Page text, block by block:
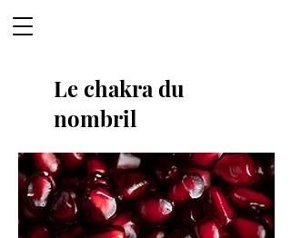
Le chakra du
nombril